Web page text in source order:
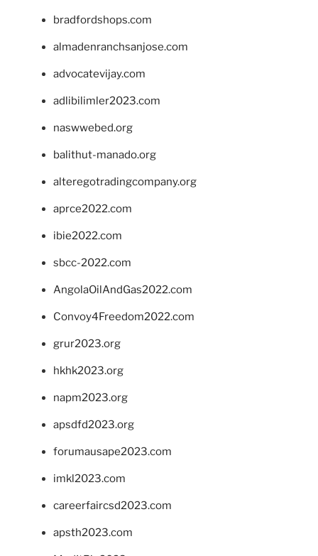
bradfordshops.com
almadenranchsanjose.com
advocatevijay.com
adlibilimler2023.com
naswwebed.org
balithut-manado.org
alteregotradingcompany.org
aprce2022.com
ibie2022.com
sbcc-2022.com
AngolaOilAndGas2022.com
Convoy4Freedom2022.com
grur2023.org
hkhk2023.org
napm2023.org
apsdfd2023.org
forumausape2023.com
imkl2023.com
careerfaircsd2023.com
apsth2023.com